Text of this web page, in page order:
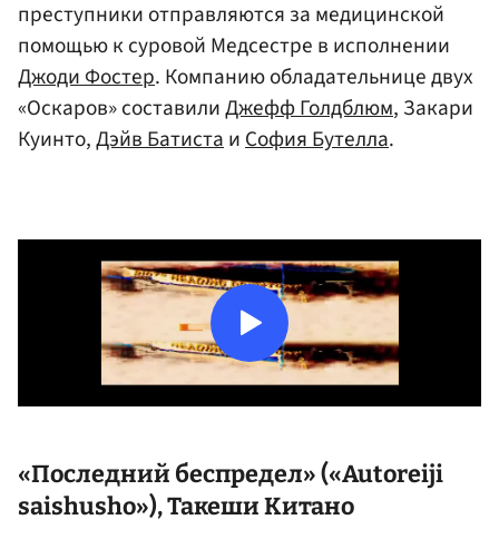
преступники отправляются за медицинской
помощью к суровой Медсестре в исполнении
Джоди Фостер. Компанию обладательнице двух
«Оскаров» составилиДжефф Голдблюм, Закари
Куинто,Дэйв БатистаиСофия Бутелла.
«Последний беспредел» («Autoreiji
saishusho»),Такеши Китано